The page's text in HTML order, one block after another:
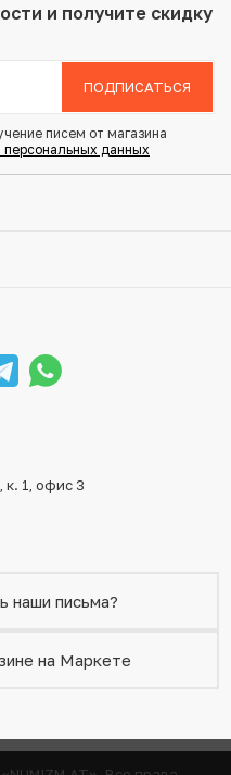
Таиланд «50 лет
цене
несколько способов
отправления надежно и
исключает возможность
и получите скидку
ПОДПИСАТЬСЯ
писем от магазина
персональных данных
к. 1, офис 3
наши письма?
на Маркете